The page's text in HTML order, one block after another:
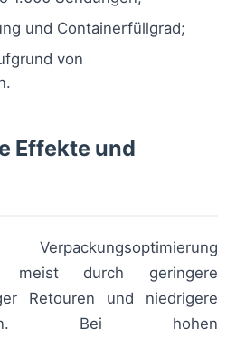
und Containerfüllgrad;
von
Effekte und
meist durch geringere
Retouren und niedrigere
Bei hohen